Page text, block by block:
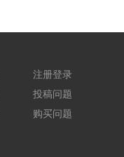
注册登录
投稿问题
购买问题